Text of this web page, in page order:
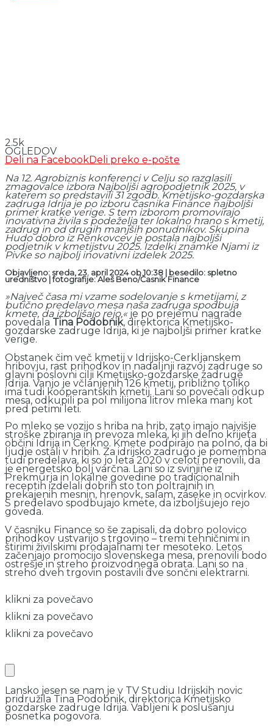
2.5k
OGLEDOV
Deli na FacebookDeli preko e-pošte
Na 12. Agrobiznis konferenci v Celju so razglasili
zmagovalce izbora Najboljši agropodjetnik 2025, v
katerem so predstavili 31 zgodb. Kmetijsko-gozdarska
zadruga Idrija je po izboru časnika Finance najboljši
primer kratke verige. S tem izborom promovirajo
inovativna živila s podeželja ter lokalno hrano s kmetij,
zadrug in od drugih manjših ponudnikov. Skupina
Hudo dobro iz Renkovcev je postala najboljši
podjetnik v kmetijstvu 2025. Izdelki znamke Njami iz
Pivke so najbolj inovativni izdelek 2025.
Objavljeno: sreda, 23. april 2024 ob 10:38 | besedilo: spletno
uredništvo | fotografije: Aleš Beno/Časnik Finance
»Največ časa mi vzame sodelovanje s kmetijami, z
butično predelavo mesa naša zadruga spodbuja
kmete, da izboljšajo rejo,«je po prejemu nagrade
povedala Tina Podobnik, direktorica Kmetijsko-
gozdarske zadruge Idrija, ki je najboljši primer kratke
verige.
Obstanek čim več kmetij v Idrijsko-Cerkljanskem
hribovju, rast prihodkov in nadaljnji razvoj zadruge so
glavni poslovni cilji Kmetijsko-gozdarske zadruge
Idrija. Vanjo je včlanjenih 126 kmetij, približno toliko
ima tudi kooperantskih kmetij. Lani so povečali odkup
mesa, odkupili pa pol milijona litrov mleka manj kot
pred petimi leti.
Po mleko se vozijo s hriba na hrib, zato imajo najvišje
stroške zbiranja in prevoza mleka, ki jih delno krijeta
občini Idrija in Cerkno. Kmete podpirajo na polno, da bi
ljudje ostali v hribih. Za idrijsko zadrugo je pomembna
tudi predelava, ki so jo leta 2020 v celoti prenovili, da
je energetsko bolj varčna. Lani so iz svinjine iz
Prekmurja in lokalne govedine po tradicionalnih
receptih izdelali dobrih sto ton poltrajnih in
prekajenih mesnin, hrenovk, salam, zaseke in ocvirkov.
S predelavo spodbujajo kmete, da izboljšujejo rejo
goveda.
V časniku Finance so še zapisali, da dobro polovico
prihodkov ustvarijo s trgovino – tremi tehničnimi in
štirimi živilskimi prodajalnami ter mesoteko. Letos
začenjajo promocijo slovenskega mesa, prenovili bodo
ostrešje in streho proizvodnega obrata. Lani so na
streho dveh trgovin postavili dve sončni elektrarni.
klikni za povečavo
klikni za povečavo
klikni za povečavo
Lansko jesen se nam je v TV Studiu Idrijskih novic
pridružila Tina Podobnik, direktorica Kmetijsko
gozdarske zadruge Idrija. Vabljeni k poslušanju
posnetka pogovora.